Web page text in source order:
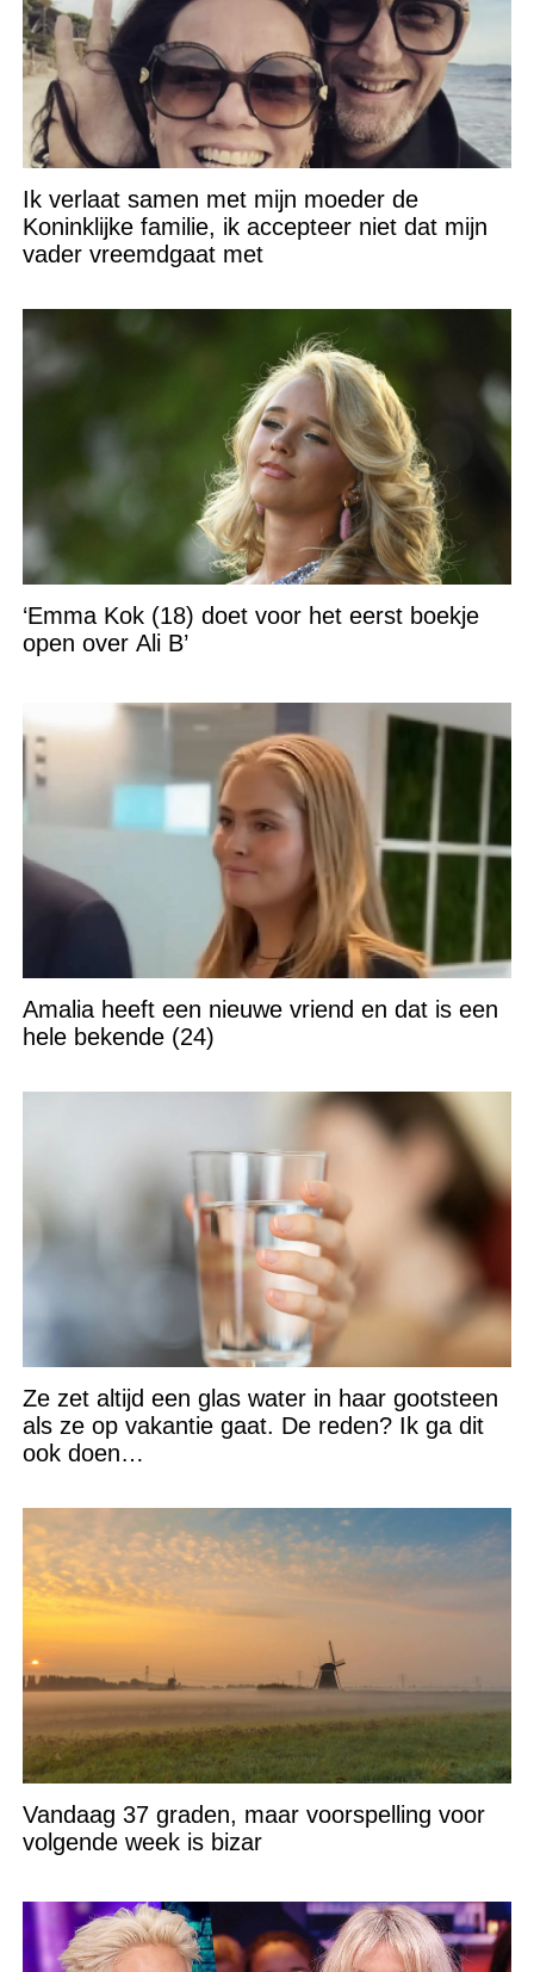
Ik verlaat samen met mijn moeder de
Koninklijke familie, ik accepteer niet dat mijn
vader vreemdgaat met
‘Emma Kok (18) doet voor het eerst boekje
open over Ali B’
Amalia heeft een nieuwe vriend en dat is een
hele bekende (24)
Ze zet altijd een glas water in haar gootsteen
als ze op vakantie gaat. De reden? Ik ga dit
ook doen…
Vandaag 37 graden, maar voorspelling voor
volgende week is bizar